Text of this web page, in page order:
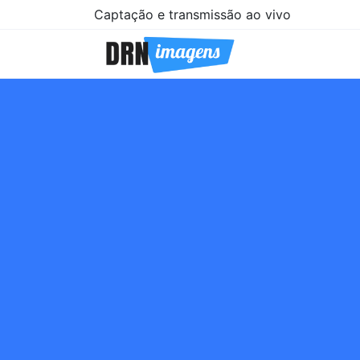
Captação e transmissão ao vivo